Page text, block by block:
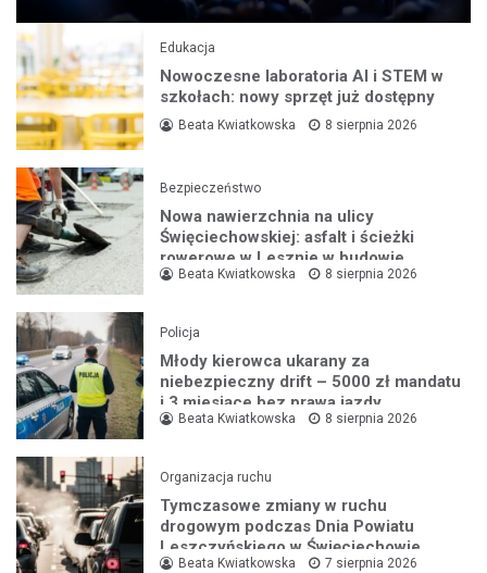
Edukacja
Nowoczesne laboratoria AI i STEM w
szkołach: nowy sprzęt już dostępny
Beata Kwiatkowska 8 sierpnia 2026
Bezpieczeństwo
Nowa nawierzchnia na ulicy
Święciechowskiej: asfalt i ścieżki
rowerowe w Lesznie w budowie
Beata Kwiatkowska 8 sierpnia 2026
Policja
Młody kierowca ukarany za
niebezpieczny drift – 5000 zł mandatu
i 3 miesiące bez prawa jazdy
Beata Kwiatkowska 8 sierpnia 2026
Organizacja ruchu
Tymczasowe zmiany w ruchu
drogowym podczas Dnia Powiatu
Leszczyńskiego w Święciechowie
Beata Kwiatkowska 7 sierpnia 2026